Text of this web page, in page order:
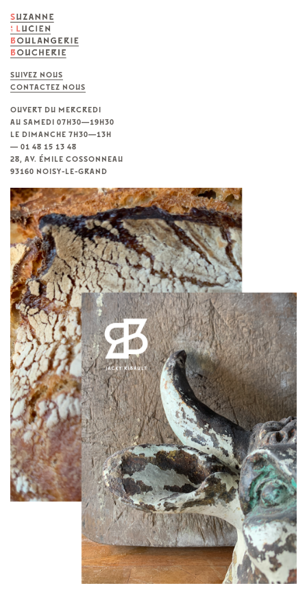
SUIVEZ NOUS
CONTACTEZ NOUS
OUVERT DU MERCREDI
AU SAMEDI 07H30—19H30
LE DIMANCHE 7H30—13H
— 01 48 15 13 48
28, AV. ÉMILE COSSONNEAU
93160 NOISY-LE-GRAND